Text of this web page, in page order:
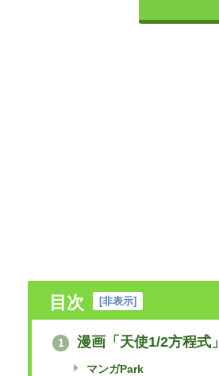
目次 [非表示]
1 漫画「天使1/2方程式
マンガPark